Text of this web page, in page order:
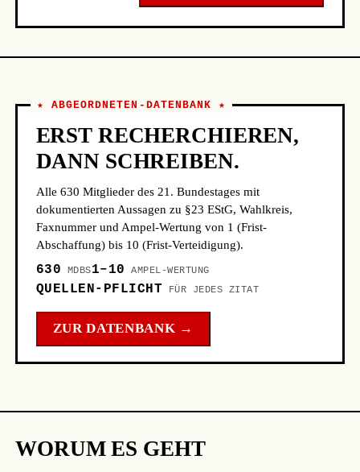
★ ABGEORDNETEN-DATENBANK ★
ERST RECHERCHIEREN,
DANN SCHREIBEN.
Alle 630 Mitglieder des 21. Bundestages mit
dokumentierten Aussagen zu §23 EStG, Wahlkreis,
Faxnummer und Ampel-Wertung von 1 (Frist-
Abschaffung) bis 10 (Frist-Verteidigung).
630 MDBS1–10 AMPEL-WERTUNG
QUELLEN-PFLICHT FÜR JEDES ZITAT
ZUR DATENBANK →
WORUM ES GEHT